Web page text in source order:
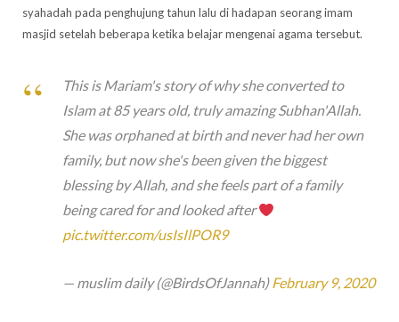
syahadah pada penghujung tahun lalu di hadapan seorang imam
masjid setelah beberapa ketika belajar mengenai agama tersebut.
This is Mariam's story of why she converted to
Islam at 85 years old, truly amazing Subhan'Allah.
She was orphaned at birth and never had her own
family, but now she's been given the biggest
blessing by Allah, and she feels part of a family
being cared for and looked after
pic.twitter.com/usIsIlPOR9
— muslim daily (@BirdsOfJannah)February 9, 2020